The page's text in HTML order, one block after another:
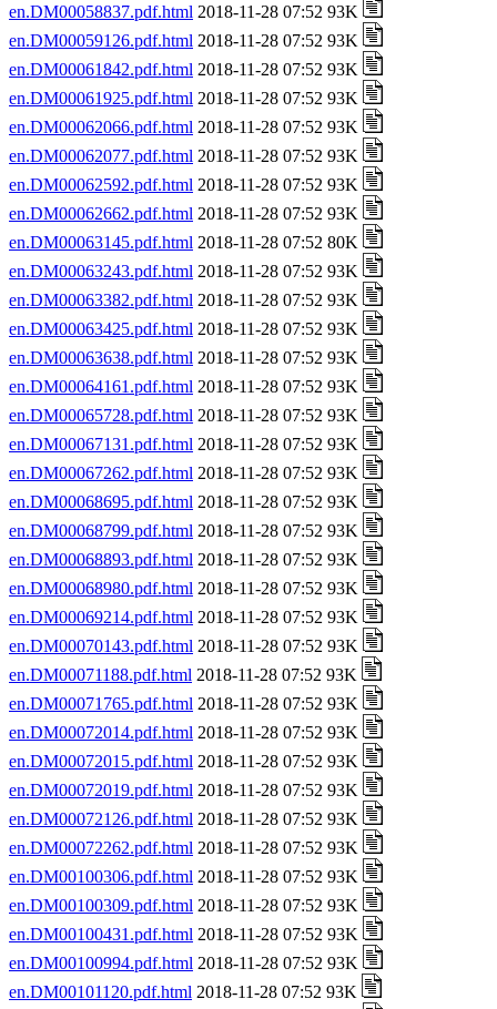
en.DM00058837.pdf.html 2018-11-28 07:52 93K
en.DM00059126.pdf.html 2018-11-28 07:52 93K
en.DM00061842.pdf.html 2018-11-28 07:52 93K
en.DM00061925.pdf.html 2018-11-28 07:52 93K
en.DM00062066.pdf.html 2018-11-28 07:52 93K
en.DM00062077.pdf.html 2018-11-28 07:52 93K
en.DM00062592.pdf.html 2018-11-28 07:52 93K
en.DM00062662.pdf.html 2018-11-28 07:52 93K
en.DM00063145.pdf.html 2018-11-28 07:52 80K
en.DM00063243.pdf.html 2018-11-28 07:52 93K
en.DM00063382.pdf.html 2018-11-28 07:52 93K
en.DM00063425.pdf.html 2018-11-28 07:52 93K
en.DM00063638.pdf.html 2018-11-28 07:52 93K
en.DM00064161.pdf.html 2018-11-28 07:52 93K
en.DM00065728.pdf.html 2018-11-28 07:52 93K
en.DM00067131.pdf.html 2018-11-28 07:52 93K
en.DM00067262.pdf.html 2018-11-28 07:52 93K
en.DM00068695.pdf.html 2018-11-28 07:52 93K
en.DM00068799.pdf.html 2018-11-28 07:52 93K
en.DM00068893.pdf.html 2018-11-28 07:52 93K
en.DM00068980.pdf.html 2018-11-28 07:52 93K
en.DM00069214.pdf.html 2018-11-28 07:52 93K
en.DM00070143.pdf.html 2018-11-28 07:52 93K
en.DM00071188.pdf.html 2018-11-28 07:52 93K
en.DM00071765.pdf.html 2018-11-28 07:52 93K
en.DM00072014.pdf.html 2018-11-28 07:52 93K
en.DM00072015.pdf.html 2018-11-28 07:52 93K
en.DM00072019.pdf.html 2018-11-28 07:52 93K
en.DM00072126.pdf.html 2018-11-28 07:52 93K
en.DM00072262.pdf.html 2018-11-28 07:52 93K
en.DM00100306.pdf.html 2018-11-28 07:52 93K
en.DM00100309.pdf.html 2018-11-28 07:52 93K
en.DM00100431.pdf.html 2018-11-28 07:52 93K
en.DM00100994.pdf.html 2018-11-28 07:52 93K
en.DM00101120.pdf.html 2018-11-28 07:52 93K